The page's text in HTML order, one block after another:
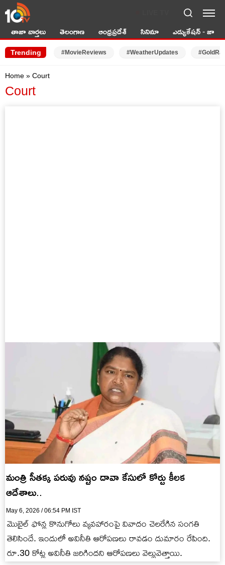
తాజా వార్తలు తెలంగాణ ఆంధ్రప్రదేశ్ సినిమా ఎడ్యుకేషన్ - జాబ్స్
Trending #MovieReviews #WeatherUpdates
Home » Court
Court
మంత్రి సీతక్క పరువు నష్టం దావా కేసులో కోర్టు కీలక
ఆదేశాలు..
May 6, 2026 / 06:54 PM IST
మొబైల్ ఫోన్ల కొనుగోలు వ్యవహారంపై వివాదం చెలరేగిన సంగతి
తెలిసిందే. ఇందులో అవినీతి ఆరోపణలు రావడం దుమారం రేపింది.
రూ.30 కోట్ల అవినీతి జరిగిందని ఆరోపణలు వెల్లువెత్తాయి.